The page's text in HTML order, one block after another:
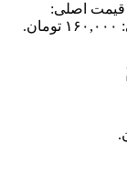
قیمت اصلی: